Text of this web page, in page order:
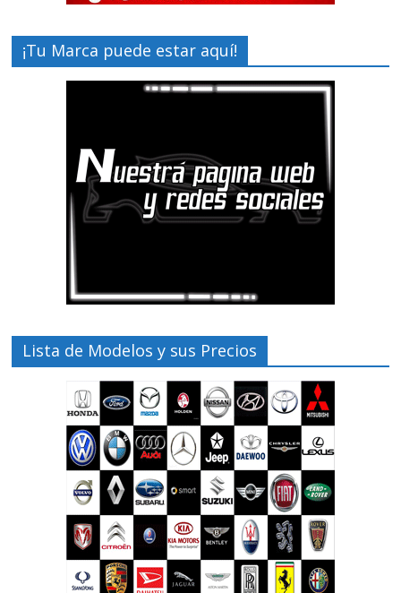
¡Tu Marca puede estar aquí!
Lista de Modelos y sus Precios